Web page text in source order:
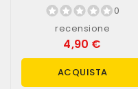
0
recensione
4,90 €
ACQUISTA